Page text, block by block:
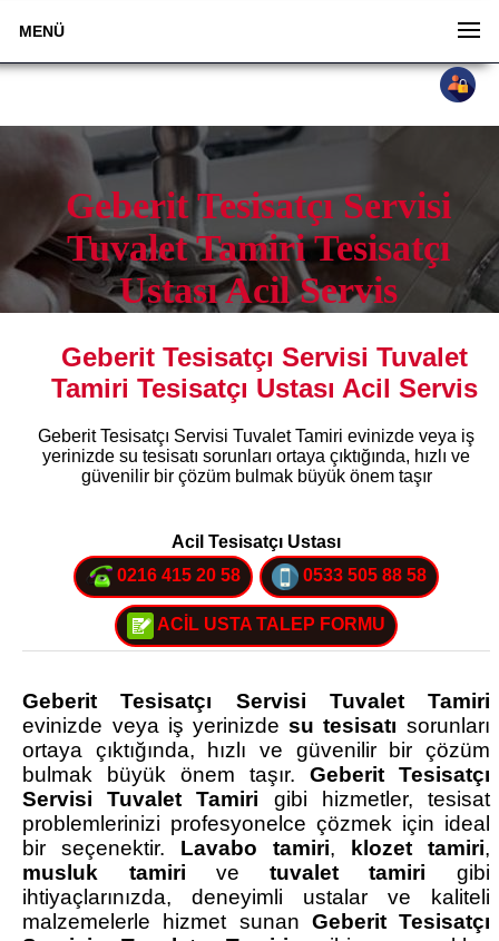
MENÜ
Geberit Tesisatçı Servisi
Tuvalet Tamiri Tesisatçı
Ustası Acil Servis
0533 505 88 58
Geberit Tesisatçı Servisi Tuvalet
Tamiri Tesisatçı Ustası Acil Servis
Geberit Tesisatçı Servisi Tuvalet Tamiri evinizde veya iş
yerinizde su tesisatı sorunları ortaya çıktığında, hızlı ve
güvenilir bir çözüm bulmak büyük önem taşır
Acil Tesisatçı Ustası
0216 415 20 58
0533 505 88 58
ACİL USTA TALEP FORMU
Geberit Tesisatçı Servisi Tuvalet Tamiri
evinizde veya iş yerinizdesu tesisatı sorunları
ortaya çıktığında, hızlı ve güvenilir bir çözüm
bulmak büyük önem taşır. Geberit Tesisatçı
Servisi Tuvalet Tamiri gibi hizmetler, tesisat
problemlerinizi profesyonelce çözmek için ideal
bir seçenektir. Lavabo tamiri, klozet tamiri,
musluk tamiri vetuvalet tamiri gibi
ihtiyaçlarınızda, deneyimli ustalar ve kaliteli
malzemelerle hizmet sunan Geberit Tesisatçı